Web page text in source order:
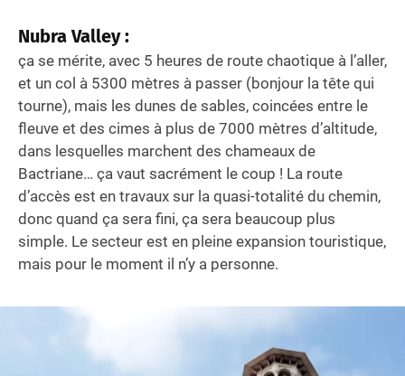
Nubra Valley :
ça se mérite, avec 5 heures de route chaotique à l’aller,
et un col à 5300 mètres à passer (bonjour la tête qui
tourne), mais les dunes de sables, coincées entre le
fleuve et des cimes à plus de 7000 mètres d’altitude,
dans lesquelles marchent des chameaux de
Bactriane… ça vaut sacrément le coup ! La route
d’accès est en travaux sur la quasi-totalité du chemin,
donc quand ça sera fini, ça sera beaucoup plus
simple. Le secteur est en pleine expansion touristique,
mais pour le moment il n’y a personne.